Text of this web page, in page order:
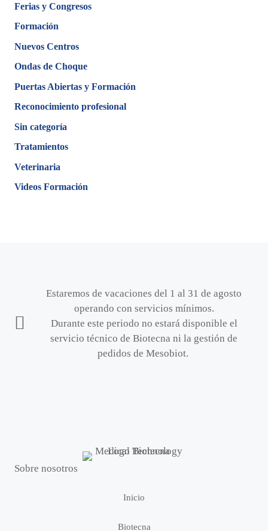
Ferias y Congresos
Formación
Nuevos Centros
Ondas de Choque
Puertas Abiertas y Formación
Reconocimiento profesional
Sin categoría
Tratamientos
Veterinaria
Videos Formación
Estaremos de vacaciones del 1 al 31 de agosto
operando con servicios mínimos.
Durante este periodo no estará disponible el
servicio técnico de Biotecna ni la gestión de
pedidos de Mesobiot.
Sobre nosotros
Inicio
Biotecna